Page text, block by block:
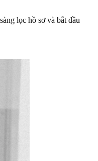
lọc hồ sơ và bắt đầu